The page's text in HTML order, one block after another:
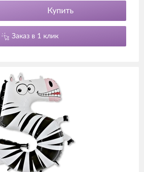
Купить
Заказ в 1 клик